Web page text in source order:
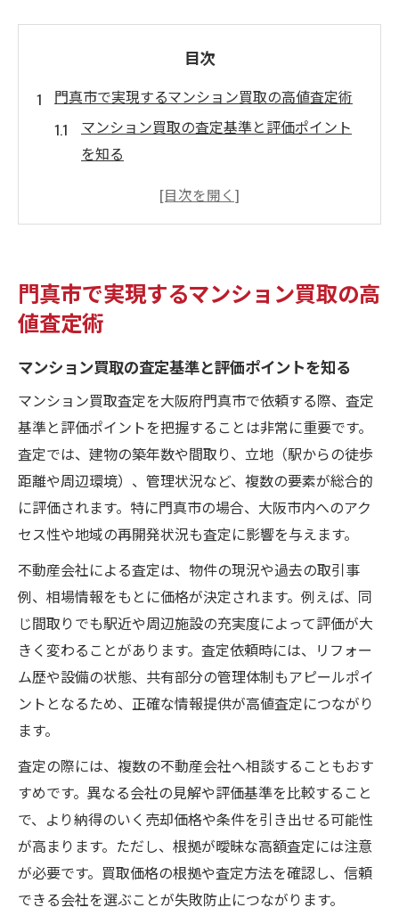
目次
門真市で実現するマンション買取の高値査定術
マンション買取の査定基準と評価ポイント
を知る
門真市で高値を狙うマンション買取の秘訣
売却希望を叶えるマンション買取の実践術
マンション買取査定が売却成功を左右する理由
正確なマンション買取査定が売却の鍵とな
信頼できる査定で売却価格が変わる仕組み
マンション買取査定と売却期間の関係を解
説
査定額と実際の売却価格の違いに注目
マンション買取査定がもたらす安心の取引
納得価格を叶えるマンション買取の工夫とは
マンション買取査定額アップの工夫を徹底
解説
納得価格を実現するための準備ポイント
マンション買取で価格交渉を有利に進める
方法
理由
マンション買取のタイミングを見極めるコ
ツ
資産価値最大化へ導くマンション買取ポイント
資産価値を高めるマンション買取のポイン
ト紹介
門真市で実現するマンション買取の高
値査定術
マンション買取の査定基準と評価ポイントを知る
マンション買取査定を大阪府門真市で依頼する際、査定
基準と評価ポイントを把握することは非常に重要です。
査定では、建物の築年数や間取り、立地（駅からの徒歩
距離や周辺環境）、管理状況など、複数の要素が総合的
に評価されます。特に門真市の場合、大阪市内へのアク
セス性や地域の再開発状況も査定に影響を与えます。
不動産会社による査定は、物件の現況や過去の取引事
例、相場情報をもとに価格が決定されます。例えば、同
じ間取りでも駅近や周辺施設の充実度によって評価が大
きく変わることがあります。査定依頼時には、リフォー
ム歴や設備の状態、共有部分の管理体制もアピールポイ
ントとなるため、正確な情報提供が高値査定につながり
ます。
査定の際には、複数の不動産会社へ相談することもおす
すめです。異なる会社の見解や評価基準を比較すること
で、より納得のいく売却価格や条件を引き出せる可能性
が高まります。ただし、根拠が曖昧な高額査定には注意
が必要です。買取価格の根拠や査定方法を確認し、信頼
できる会社を選ぶことが失敗防止につながります。